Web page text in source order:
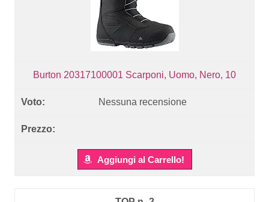
Burton 20317100001 Scarponi, Uomo, Nero, 10
Nessuna recensione
Aggiungi al Carrello!